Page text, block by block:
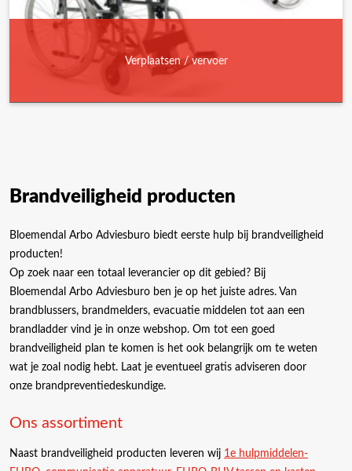
Verplaatsen / vervoer
Brandveiligheid producten
Bloemendal Arbo Adviesburo biedt eerste hulp bij brandveiligheid
producten!
Op zoek naar een totaal leverancier op dit gebied? Bij
Bloemendal Arbo Adviesburo ben je op het juiste adres. Van
brandblussers, brandmelders, evacuatie middelen tot aan een
brandladder vind je in onze webshop. Om tot een goed
brandveiligheid plan te komen is het ook belangrijk om te weten
wat je zoal nodig hebt. Laat je eventueel gratis adviseren door
onze brandpreventiedeskundige.
Ons assortiment
Naast brandveiligheid producten leveren wij 1e hulpmiddelen-